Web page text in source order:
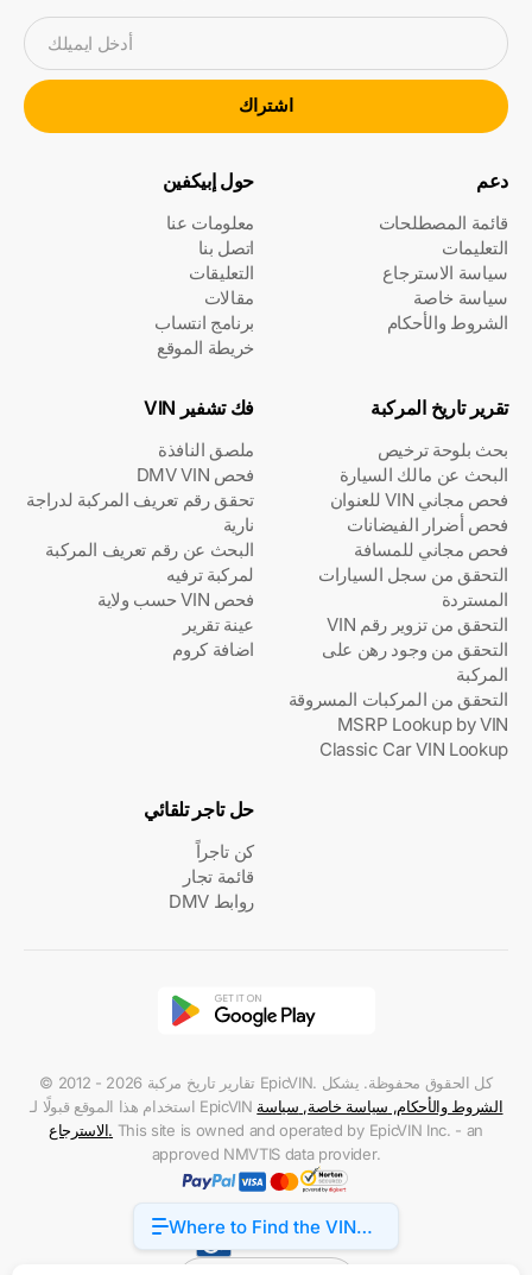
Where to Find the VIN
on Cadillac CTS
أدخل ايميلك
اشتراك
حول إبيكفين
معلومات عنا
اتصل بنا
التعليقات
مقالات
برنامج انتساب
خريطة الموقع
دعم
قائمة المصطلحات
التعليمات
سياسة الاسترجاع
سياسة خاصة
الشروط والأحكام
فك تشفير VIN
ملصق النافذة
فحص DMV VIN
تحقق رقم تعريف المركبة لدراجة
نارية
البحث عن رقم تعريف المركبة
لمركبة ترفيه
فحص VIN حسب ولاية
عينة تقرير
اضافة كروم
تقرير تاريخ المركبة
بحث بلوحة ترخيص
البحث عن مالك السيارة
فحص مجاني VIN للعنوان
فحص أضرار الفيضانات
فحص مجاني للمسافة
التحقق من سجل السيارات
المستردة
التحقق من تزوير رقم VIN
التحقق من وجود رهن على
المركبة
التحقق من المركبات المسروقة
MSRP Lookup by VIN
Classic Car VIN Lookup
حل تاجر تلقائي
كن تاجراً
قائمة تجار
روابط DMV
© 2012 - 2026 تقارير تاريخ مركبة EpicVIN. كل الحقوق محفوظة. يشكل
استخدام هذا الموقع قبولًا لـ EpicVIN
الشروط والأحكام, سياسة خاصة, سياسة
الاسترجاع. This site is owned and operated by EpicVIN Inc. - an
approved NMVTIS data provider.
Accessibility